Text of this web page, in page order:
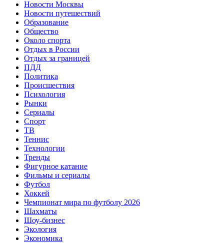
Новости Москвы
Новости путешествий
Образование
Общество
Около спорта
Отдых в России
Отдых за границей
ПДД
Политика
Происшествия
Психология
Рынки
Сериалы
Спорт
ТВ
Теннис
Технологии
Тренды
Фигурное катание
Фильмы и сериалы
Футбол
Хоккей
Чемпионат мира по футболу 2026
Шахматы
Шоу-бизнес
Экология
Экономика